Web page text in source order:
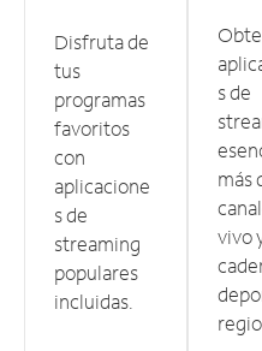
Disfruta de
tus
programas
favoritos
con
aplicacione
s de
streaming
populares
incluidas.
s de
más
vivo